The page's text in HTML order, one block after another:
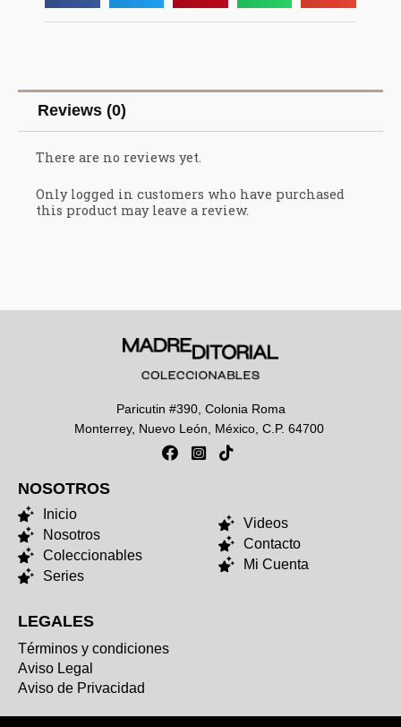
Reviews (0)
There are no reviews yet.
Only logged in customers who have purchased
this product may leave a review.
Paricutin #390, Colonia Roma
Monterrey, Nuevo León, México, C.P. 64700
NOSOTROS
Inicio
Nosotros
Coleccionables
Series
Videos
Contacto
Mi Cuenta
LEGALES
Términos y condiciones
Aviso Legal
Aviso de Privacidad